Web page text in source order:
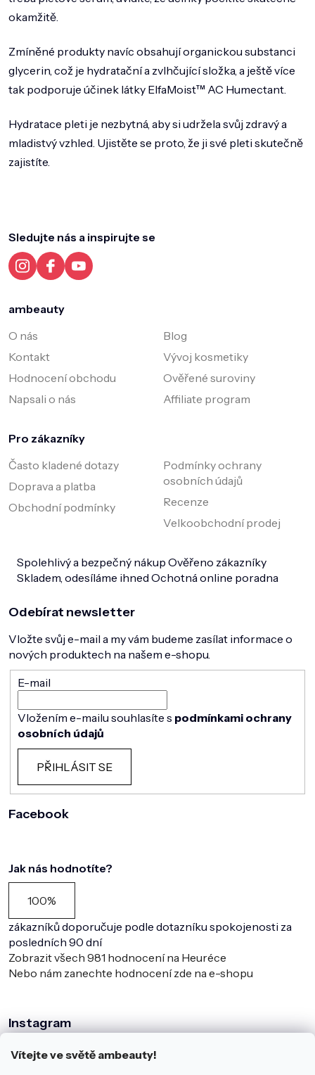
Vítejte ve světě ambeauty!
okamžitě.
Zmíněné produkty navíc obsahují organickou substanci
glycerin, což je hydratační a zvlhčující složka, a ještě více
tak podporuje účinek látky ElfaMoist™ AC Humectant.
Hydratace pleti je nezbytná, aby si udržela svůj zdravý a
mladistvý vzhled. Ujistěte se proto, že ji své pleti skutečně
zajistíte.
Sledujte nás a inspirujte se
ambeauty
O nás
Kontakt
Hodnocení obchodu
Napsali o nás
Blog
Vývoj kosmetiky
Ověřené suroviny
Affiliate program
Pro zákazníky
Často kladené dotazy
Doprava a platba
Obchodní podmínky
Podmínky ochrany
osobních údajů
Recenze
Velkoobchodní prodej
Spolehlivý a bezpečný nákup Ověřeno zákazníky
Skladem, odesíláme ihned Ochotná online poradna
Odebírat newsletter
Vložte svůj e-mail a my vám budeme zasílat informace o
nových produktech na našem e-shopu.
E-mail
Vložením e-mailu souhlasíte s podmínkami ochrany
osobních údajů
PŘIHLÁSIT SE
Facebook
Jak nás hodnotíte?
100%
zákazníků doporučuje podle dotazníku spokojenosti za
posledních 90 dní
Zobrazit všech 981 hodnocení na Heuréce
Nebo nám zanechte hodnocení zde na e-shopu
Instagram